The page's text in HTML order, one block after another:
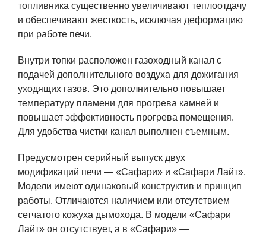
топливника существенно увеличивают теплоотдачу
и обеспечивают жесткость, исключая деформацию
при работе печи.
Внутри топки расположен газоходный канал с
подачей дополнительного воздуха для дожигания
уходящих газов. Это дополнительно повышает
температуру пламени для прогрева камней и
повышает эффективность прогрева помещения.
Для удобства чистки канал выполнен съемным.
Предусмотрен серийный выпуск двух
модификаций печи — «Сафари» и «Сафари Лайт».
Модели имеют одинаковый конструктив и принцип
работы. Отличаются наличием или отсутствием
сетчатого кожуха дымохода. В модели «Сафари
Лайт» он отсутствует, а в «Сафари» —